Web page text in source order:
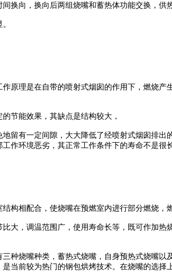
换向，换向后两组烧嘴和蓄热体功能交换，供
理是在自带的喷射式烟囱的作用下，燃烧产
节能效果，其缺点是结构较大，
有一定间隙，大大降低了经喷射式烟囱排出
作环境恶劣，其正常工作条件下的寿命不是很长
相配合，使烧嘴在预燃室内进行部分燃烧，
大，调温范围广，使用寿命长等，既可作加
烧嘴种类，蓄热式烧嘴，自身预热式烧嘴以
当前较为热门的钢包烘烤技术。在烧嘴的选择